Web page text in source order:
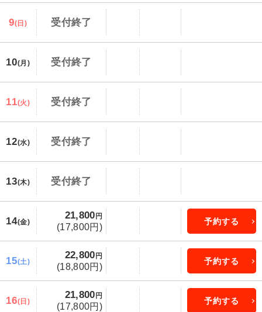
9(日) 受付終了
10(月) 受付終了
11(火) 受付終了
12(水) 受付終了
13(木) 受付終了
14(金)
21,800 円
(17,800円)
予約する
15(土)
22,800 円
(18,800円)
予約する
16(日)
21,800 円
(17,800円)
予約する